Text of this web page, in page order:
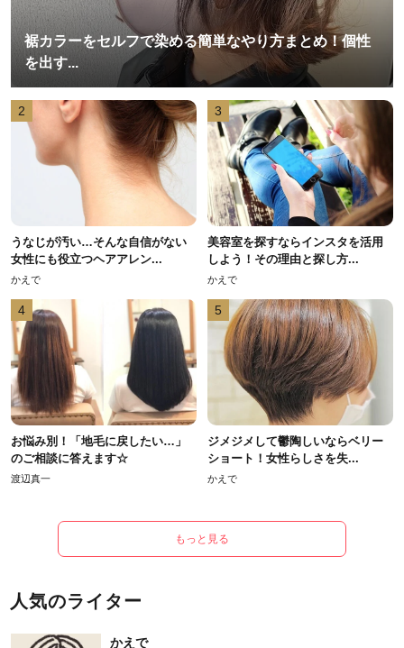
裾カラーをセルフで染める簡単なやり方まとめ！個性
を出す...
2
うなじが汚い…そんな自信がない
女性にも役立つヘアアレン...
かえで
3
美容室を探すならインスタを活用
しよう！その理由と探し方...
かえで
4
お悩み別！「地毛に戻したい…」
のご相談に答えます☆
渡辺真一
5
ジメジメして鬱陶しいならベリー
ショート！女性らしさを失...
かえで
もっと見る
人気のライター
かえで